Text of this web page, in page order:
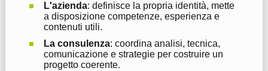
L'azienda: definisce la propria identità, mette
a disposizione competenze, esperienza e
contenuti utili.
La consulenza: coordina analisi, tecnica,
comunicazione e strategie per costruire un
progetto coerente.